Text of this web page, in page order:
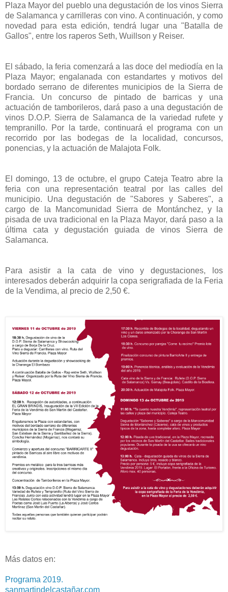
Plaza Mayor del pueblo una degustación de los vinos Sierra
de Salamanca y carrilleras con vino. A continuación, y como
novedad para esta edición, tendrá lugar una "Batalla de
Gallos", entre los raperos Seth, Wuillson y Reiser.
El sábado, la feria comenzará a las doce del mediodía en la
Plaza Mayor; engalanada con estandartes y motivos del
bordado serrano de diferentes municipios de la Sierra de
Francia. Un concurso de pintado de barricas y una
actuación de tamborileros, dará paso a una degustación de
vinos D.O.P. Sierra de Salamanca de la variedad rufete y
tempranillo. Por la tarde, continuará el programa con un
recorrido por las bodegas de la localidad, concursos,
ponencias, y la actuación de Malajota Folk.
El domingo, 13 de octubre, el grupo Cateja Teatro abre la
feria con una representación teatral por las calles del
municipio. Una degustación de "Sabores y Saberes", a
cargo de la Mancomunidad Sierra de Montánchez, y la
pisada de uva tradicional en la Plaza Mayor, dará paso a la
última cata y degustación guiada de vinos Sierra de
Salamanca.
Para asistir a la cata de vino y degustaciones, los
interesados deberán adquirir la copa serigrafiada de la Feria
de la Vendima, al precio de 2,50 €.
Más datos en:
Programa 2019.
sanmartindelcastañar.com